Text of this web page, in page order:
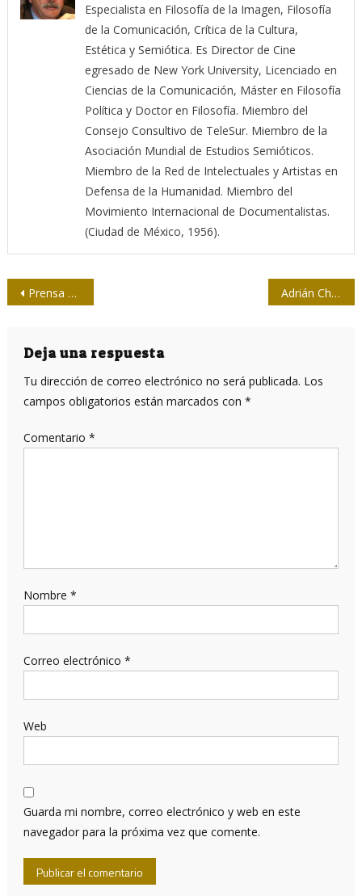
Especialista en Filosofía de la Imagen, Filosofía
de la Comunicación, Crítica de la Cultura,
Estética y Semiótica. Es Director de Cine
egresado de New York University, Licenciado en
Ciencias de la Comunicación, Máster en Filosofía
Política y Doctor en Filosofía. Miembro del
Consejo Consultivo de TeleSur. Miembro de la
Asociación Mundial de Estudios Semióticos.
Miembro de la Red de Intelectuales y Artistas en
Defensa de la Humanidad. Miembro del
Movimiento Internacional de Documentalistas.
(Ciudad de México, 1956).
Navegación
entradas
Prensa Latina mantiene invicto en softbol de la prensa en La Habana Adrián Chamizo: El cine negro español cala en la realidad a través de la ficción
Deja una respuesta
Tu dirección de correo electrónico no será publicada. Los
campos obligatorios están marcados con *
Comentario *
Nombre *
Correo electrónico *
Web
Guarda mi nombre, correo electrónico y web en este
navegador para la próxima vez que comente.